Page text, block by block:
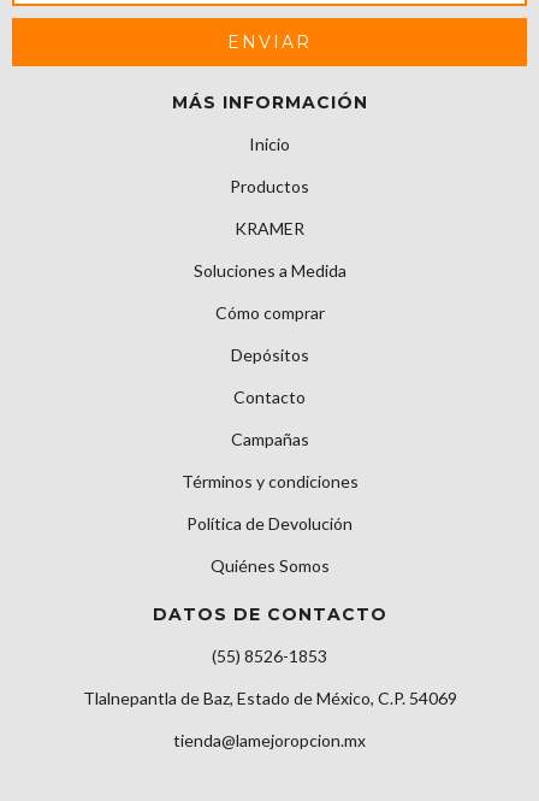
MÁS INFORMACIÓN
Inicio
Productos
KRAMER
Soluciones a Medida
Cómo comprar
Depósitos
Contacto
Campañas
Términos y condiciones
Política de Devolución
Quiénes Somos
DATOS DE CONTACTO
(55) 8526-1853
Tlalnepantla de Baz, Estado de México, C.P. 54069
tienda@lamejoropcion.mx